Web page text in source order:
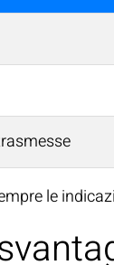
le